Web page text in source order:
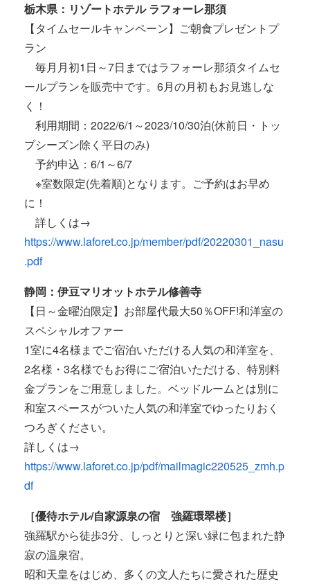
栃木県：リゾートホテル ラフォーレ那須
【タイムセールキャンペーン】ご朝食プレゼントプ
ラン
毎月月初1日～7日まではラフォーレ那須タイムセ
ールプランを販売中です。6月の月初もお見逃しな
く！
利用期間：2022/6/1～2023/10/30泊(休前日・トッ
プシーズン除く平日のみ)
予約申込：6/1～6/7
※室数限定(先着順)となります。ご予約はお早め
に！
詳しくは→
https://www.laforet.co.jp/member/pdf/20220301_nasu
.pdf
静岡：伊豆マリオットホテル修善寺
【日～金曜泊限定】お部屋代最大50％OFF!和洋室の
スペシャルオファー
1室に4名様までご宿泊いただける人気の和洋室を、
2名様・3名様でもお得にご宿泊いただける、特別料
金プランをご用意しました。ベッドルームとは別に
和室スペースがついた人気の和洋室でゆったりおく
つろぎください。
詳しくは→
https://www.laforet.co.jp/pdf/mailmagic220525_zmh.p
df
［優待ホテル/自家源泉の宿 強羅環翠楼］
強羅駅から徒歩3分、しっとりと深い緑に包まれた静
寂の温泉宿。
昭和天皇をはじめ、多くの文人たちに愛された歴史